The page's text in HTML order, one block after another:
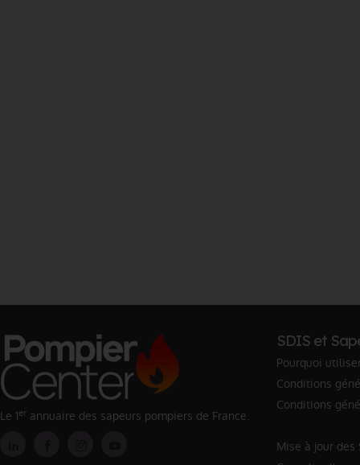
Le 1er annuaire des sapeurs pompiers de France.
SDIS et
Pourquoi
Conditions
Conditions
Mise à jour des